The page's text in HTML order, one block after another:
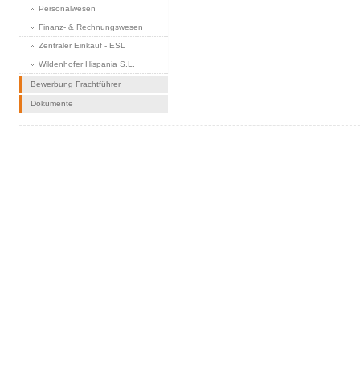
Personalwesen
Finanz- & Rechnungswesen
Zentraler Einkauf - ESL
Wildenhofer Hispania S.L.
Bewerbung Frachtführer
Dokumente